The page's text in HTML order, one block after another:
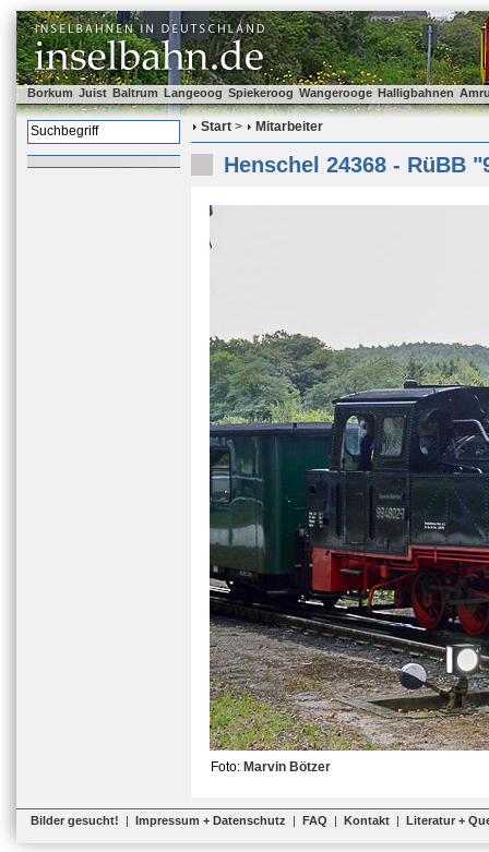
Borkum Juist Baltrum Langeoog Spiekeroog Wangerooge Halligbahnen
Start > Mitarbeiter
Henschel 24368 - RüBB
Foto: Marvin Bötzer
Bilder gesucht! | Impressum + Datenschutz | FAQ | Kontakt | Literatur +